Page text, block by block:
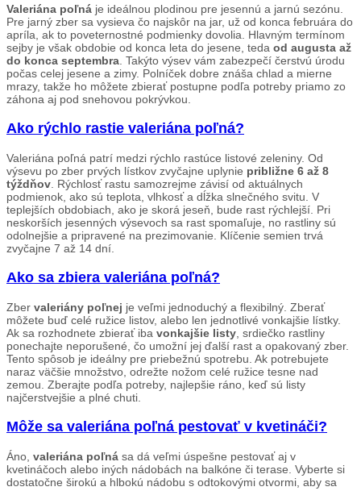
Valeriána poľná je ideálnou plodinou pre jesennú a jarnú sezónu.
Pre jarný zber sa vysieva čo najskôr na jar, už od konca februára do
apríla, ak to poveternostné podmienky dovolia. Hlavným termínom
sejby je však obdobie od konca leta do jesene, teda od augusta až
do konca septembra. Takýto výsev vám zabezpečí čerstvú úrodu
počas celej jesene a zimy. Polníček dobre znáša chlad a mierne
mrazy, takže ho môžete zbierať postupne podľa potreby priamo zo
záhona aj pod snehovou pokrývkou.
Ako rýchlo rastie valeriána poľná?
Valeriána poľná patrí medzi rýchlo rastúce listové zeleniny. Od
výsevu po zber prvých lístkov zvyčajne uplynie približne 6 až 8
týždňov. Rýchlosť rastu samozrejme závisí od aktuálnych
podmienok, ako sú teplota, vlhkosť a dĺžka slnečného svitu. V
teplejších obdobiach, ako je skorá jeseň, bude rast rýchlejší. Pri
neskorších jesenných výsevoch sa rast spomaľuje, no rastliny sú
odolnejšie a pripravené na prezimovanie. Klíčenie semien trvá
zvyčajne 7 až 14 dní.
Ako sa zbiera valeriána poľná?
Zber valeriány poľnej je veľmi jednoduchý a flexibilný. Zberať
môžete buď celé ružice listov, alebo len jednotlivé vonkajšie lístky.
Ak sa rozhodnete zbierať iba vonkajšie listy, srdiečko rastliny
ponechajte neporušené, čo umožní jej ďalší rast a opakovaný zber.
Tento spôsob je ideálny pre priebežnú spotrebu. Ak potrebujete
naraz väčšie množstvo, odrežte nožom celé ružice tesne nad
zemou. Zberajte podľa potreby, najlepšie ráno, keď sú listy
najčerstvejšie a plné chuti.
Môže sa valeriána poľná pestovať v kvetináči?
Áno, valeriána poľná sa dá veľmi úspešne pestovať aj v
kvetináčoch alebo iných nádobách na balkóne či terase. Vyberte si
dostatočne širokú a hlbokú nádobu s odtokovými otvormi, aby sa